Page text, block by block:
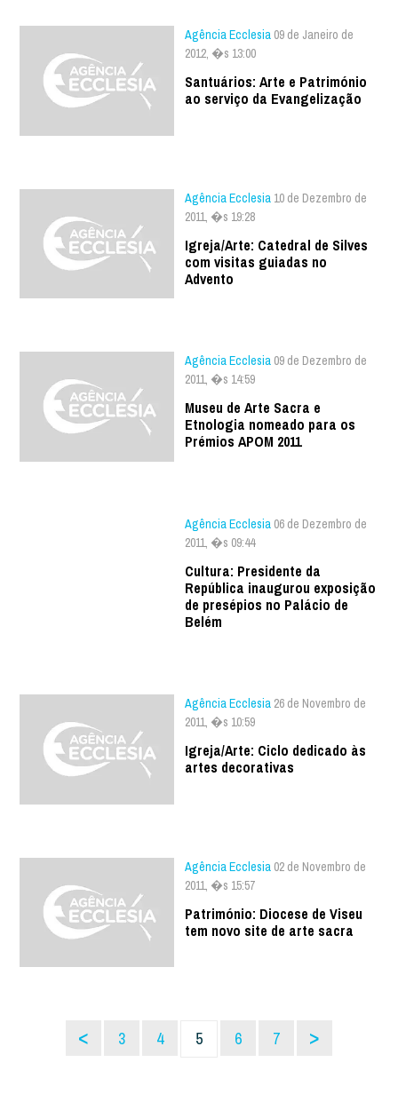
Agência Ecclesia 09 de Janeiro de
2012, �s 13:00
Santuários: Arte e Património
ao serviço da Evangelização
Agência Ecclesia 10 de Dezembro de
2011, �s 19:28
Igreja/Arte: Catedral de Silves
com visitas guiadas no
Advento
Agência Ecclesia 09 de Dezembro de
2011, �s 14:59
Museu de Arte Sacra e
Etnologia nomeado para os
Prémios APOM 2011
Agência Ecclesia 06 de Dezembro de
2011, �s 09:44
Cultura: Presidente da
República inaugurou exposição
de presépios no Palácio de
Belém
Agência Ecclesia 26 de Novembro de
2011, �s 10:59
Igreja/Arte: Ciclo dedicado às
artes decorativas
Agência Ecclesia 02 de Novembro de
2011, �s 15:57
Património: Diocese de Viseu
tem novo site de arte sacra
< 3 4 5 6 7 >